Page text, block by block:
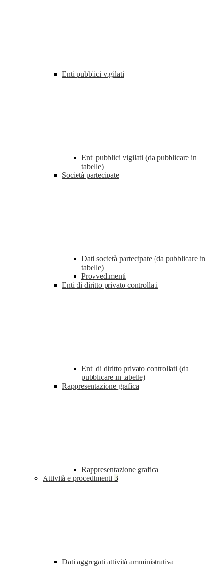
Enti pubblici vigilati
Enti pubblici vigilati (da pubblicare in
tabelle)
Società partecipate
Dati società partecipate (da pubblicare in
tabelle)
Provvedimenti
Enti di diritto privato controllati
Enti di diritto privato controllati (da
pubblicare in tabelle)
Rappresentazione grafica
Rappresentazione grafica
Attività e procedimenti 3
Dati aggregati attività amministrativa